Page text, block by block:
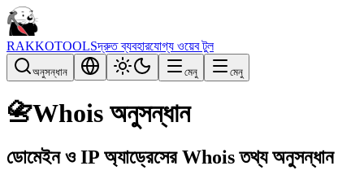
RAKKOTOOLSদ্রুত ব্যবহারযোগ্য ওয়েব টুল
অনুসন্ধান মেনু মেনু
📇Whois অনুসন্ধান
ডোমেইন ও IP অ্যাড্রেসের Whois তথ্য অনুসন্ধান